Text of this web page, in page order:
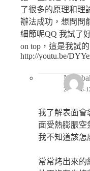
了很多的原理和理
辦法成功，想問問
細節呢QQ 我試了
on top，這是我試的
http://youtu.be/
New
2021-06-
我了解表面會
面受熱膨脹空
我不知道該怎
常常烤出來